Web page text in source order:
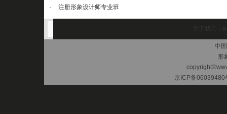
·
注册形象设计师专业班
中
形
京ICP备06039480